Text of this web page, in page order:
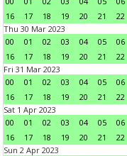
16
17 18 19 20 21 22
Thu 30 Mar 2023
00
01 02 03 04 05 06
16
17 18 19 20 21 22
Fri 31 Mar 2023
00
01 02 03 04 05 06
16
17 18 19 20 21 22
Sat 1 Apr 2023
00
01 02 03 04 05 06
16
17 18 19 20 21 22
Sun 2 Apr 2023